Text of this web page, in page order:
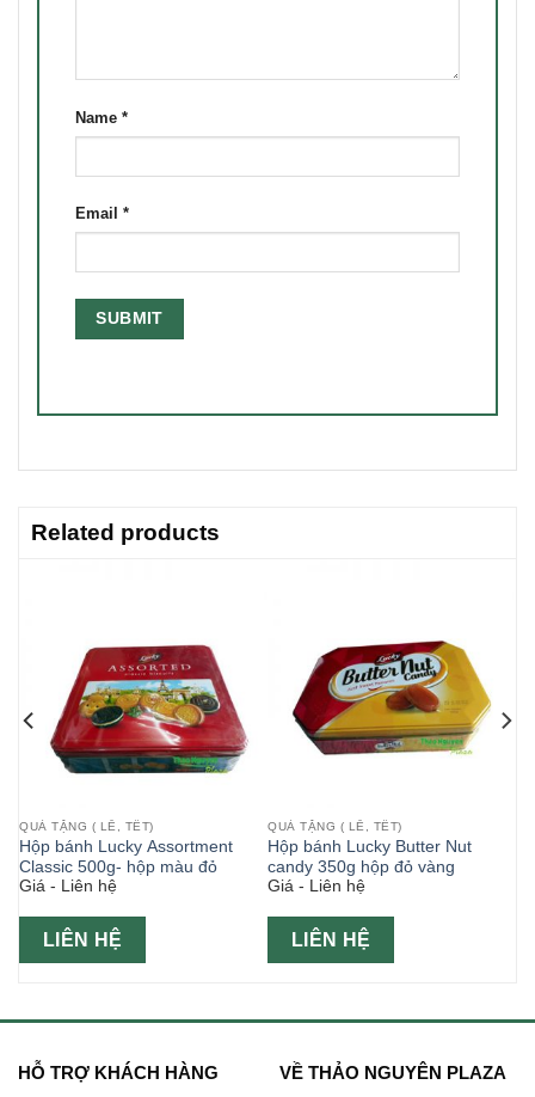
Name *
Email *
Related products
QUÀ TẶNG ( LỄ, TẾT)
Hộp bánh Lucky Assortment
Classic 500g- hộp màu đỏ
Giá - Liên hệ
LIÊN HỆ
QUÀ TẶNG ( LỄ, TẾT)
Hộp bánh Lucky Butter Nut
candy 350g hộp đỏ vàng
Giá - Liên hệ
LIÊN HỆ
HỖ TRỢ KHÁCH HÀNG VỀ THẢO NGUYÊN PLAZA